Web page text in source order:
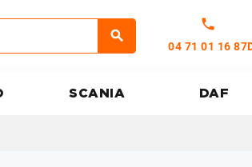
call
04 71 01 16 87
SCANIA DAF